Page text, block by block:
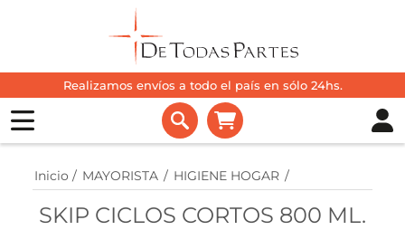
Realizamos envíos a todo el país en sólo 24hs.
Inicio / MAYORISTA / HIGIENE HOGAR /
SKIP CICLOS CORTOS 800 ML.